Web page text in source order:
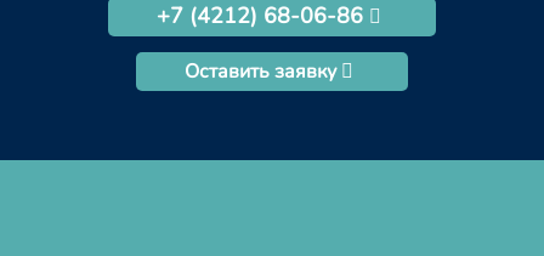
+7 (4212) 68-06-86
Оставить заявку